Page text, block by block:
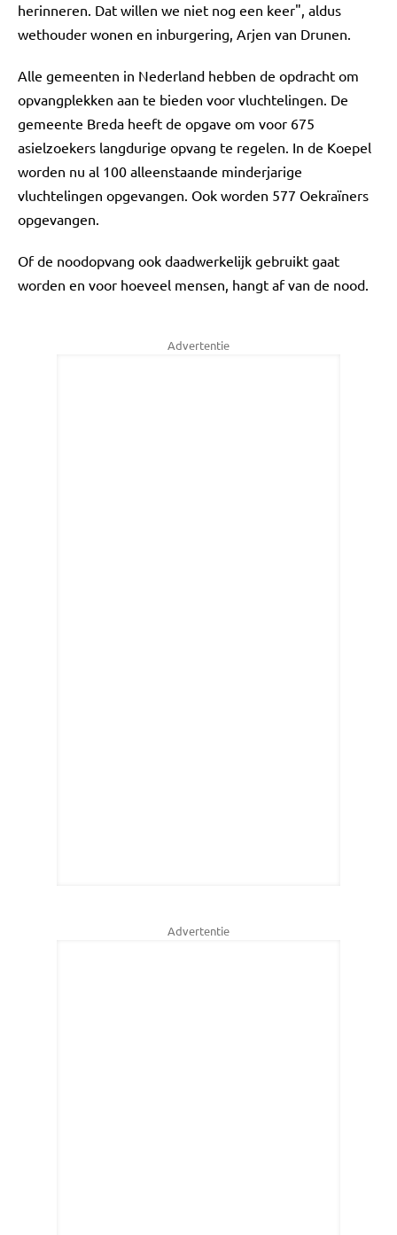
herinneren. Dat willen we niet nog een keer", aldus
wethouder wonen en inburgering, Arjen van Drunen.
Alle gemeenten in Nederland hebben de opdracht om
opvangplekken aan te bieden voor vluchtelingen. De
gemeente Breda heeft de opgave om voor 675
asielzoekers langdurige opvang te regelen. In de Koepel
worden nu al 100 alleenstaande minderjarige
vluchtelingen opgevangen. Ook worden 577 Oekraïners
opgevangen.
Of de noodopvang ook daadwerkelijk gebruikt gaat
worden en voor hoeveel mensen, hangt af van de nood.
Advertentie
Advertentie